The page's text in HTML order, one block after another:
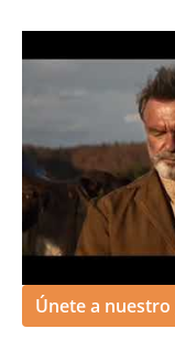
Únete a nuestro